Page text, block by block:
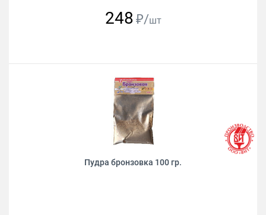
248 ₽/шт
Пудра бронзовка 100 гр.